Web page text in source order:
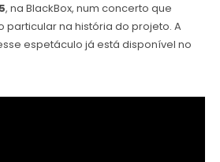
, na BlackBox, num concerto que
particular na história do projeto. A
espetáculo já está disponível no